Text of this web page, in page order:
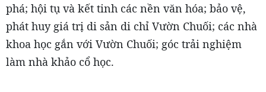
phá; hội tụ và kết tinh các nền văn hóa; bảo vệ,
phát huy giá trị di sản di chỉ Vườn Chuối; các nhà
khoa học gắn với Vườn Chuối; góc trải nghiệm
làm nhà khảo cổ học.